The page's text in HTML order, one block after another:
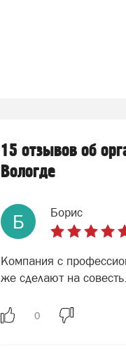
15 отзывов об
Вологде
Б Борис
Компания с
же сделают на совесть.